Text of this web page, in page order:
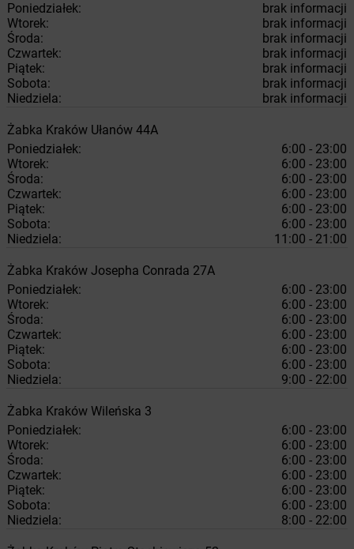
Poniedziałek:
brak informacji
Wtorek:
brak informacji
Środa:
brak informacji
Czwartek:
brak informacji
Piątek:
brak informacji
Sobota:
brak informacji
Niedziela:
brak informacji
Żabka Kraków Ułanów 44A
Poniedziałek:
6:00 - 23:00
Wtorek:
6:00 - 23:00
Środa:
6:00 - 23:00
Czwartek:
6:00 - 23:00
Piątek:
6:00 - 23:00
Sobota:
6:00 - 23:00
Niedziela:
11:00 - 21:00
Żabka Kraków Josepha Conrada 27A
Poniedziałek:
6:00 - 23:00
Wtorek:
6:00 - 23:00
Środa:
6:00 - 23:00
Czwartek:
6:00 - 23:00
Piątek:
6:00 - 23:00
Sobota:
6:00 - 23:00
Niedziela:
9:00 - 22:00
Żabka Kraków Wileńska 3
Poniedziałek:
6:00 - 23:00
Wtorek:
6:00 - 23:00
Środa:
6:00 - 23:00
Czwartek:
6:00 - 23:00
Piątek:
6:00 - 23:00
Sobota:
6:00 - 23:00
Niedziela:
8:00 - 22:00